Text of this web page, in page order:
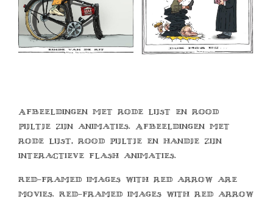
Afbeeldingen met rode lijst en rood
pijltje zijn animaties. Afbeeldingen met
rode lijst, rood pijltje en handje zijn
interactieve flash animaties.
Red-framed images with red arrow are
movies. Red-framed images with red arrow